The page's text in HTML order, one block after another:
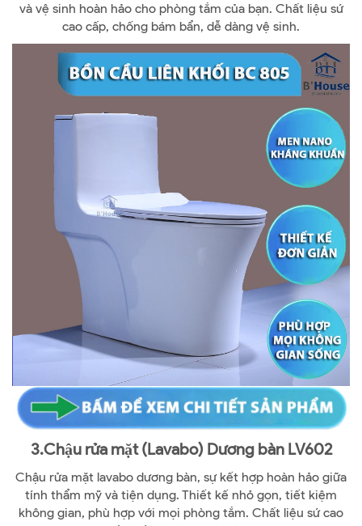
và vệ sinh hoàn hảo cho phòng tắm của bạn. Chất liệu sứ
cao cấp, chống bám bẩn, dễ dàng vệ sinh.
3.Chậu rửa mặt (Lavabo) Dương bàn LV602
Chậu rửa mặt lavabo dương bàn, sự kết hợp hoàn hảo giữa
tính thẩm mỹ và tiện dụng. Thiết kế nhỏ gọn, tiết kiệm
không gian, phù hợp với mọi phòng tắm. Chất liệu sứ cao